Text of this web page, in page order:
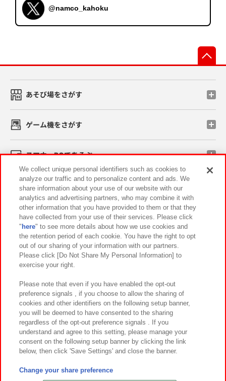
@namco_kahoku
あそび場をさがす
ゲーム機をさがす
スマホ・PCであそぶ
イベント・キャンペーン
関連会社 サステナビリティ サイトポリシー
プライバシーポリシー ウェブアクセシビリティ方針と検証結果
お取引先さまとともに
カスタマーハラスメント対応方針 よくあるご質問・お問い合わせ
©Bandai Namco Amusement Inc.
©Bandai Namco Amusement Lab Inc.
We collect unique personal identifiers such as cookies to
analyze our traffic and to personalize content and ads. We
share information about your use of our website with our
analytics and advertising partners, who may combine it with
other information that you have provided to them or that they
have collected from your use of their services. Please click
" here" to see more details about how we use cookies and
the retention period of each cookie. You have the right to opt
out of our sharing of your information with our partners.
Please click [Do Not Share My Personal Information] to
exercise your right.
Please note that even if you have enabled the opt-out
preference signals , if you choose to allow the sharing of
cookies and other identifiers on the following setup banner,
you will be deemed to have consented to the sharing
regardless of the opt-out preference signals . If you
understand and agree to this setting, please manage your
consent on the following setup banner by clicking the link
below, then click 'Save Settings' and close the banner.
Change your share preference